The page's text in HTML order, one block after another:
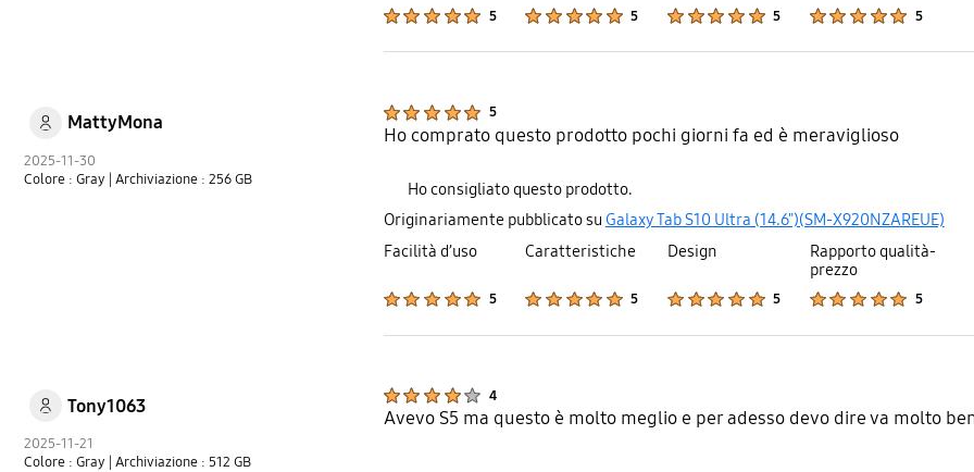
5 5 5 5
MattyMona
2025-11-30
Colore : Gray
| Archiviazione : 256 GB
5
Ho comprato questo prodotto pochi giorni fa ed è meraviglioso
Ho consigliato questo prodotto.
Originariamente pubblicato su Galaxy Tab S10 Ultra (14.6")(SM-X920NZAREUE)
Facilità d’uso
5
Caratteristiche
5
Design
5
Rapporto qualità-
prezzo
5
Tony1063
2025-11-21
Colore : Gray
| Archiviazione : 512 GB
4
Avevo S5 ma questo è molto meglio e per adesso devo dire va molto